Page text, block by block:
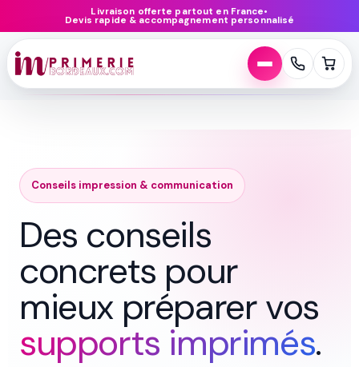
au
contenu
Livraison offerte partout en France•
Devis rapide & accompagnement personnalisé
Conseils impression & communication
Des conseils
concrets pour
mieux préparer vos
supports imprimés.